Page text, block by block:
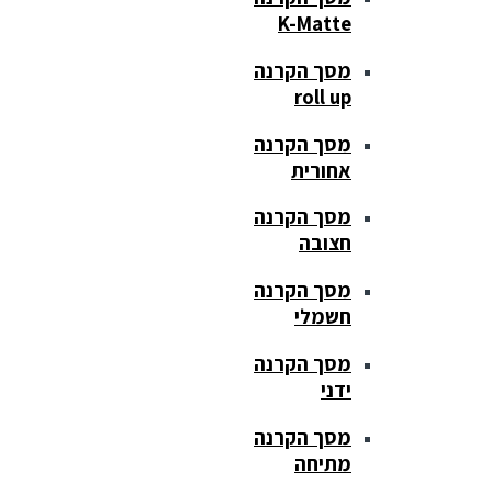
K-Matte
מסך הקרנה
roll up
מסך הקרנה
אחורית
מסך הקרנה
חצובה
מסך הקרנה
חשמלי
מסך הקרנה
ידני
מסך הקרנה
מתיחה